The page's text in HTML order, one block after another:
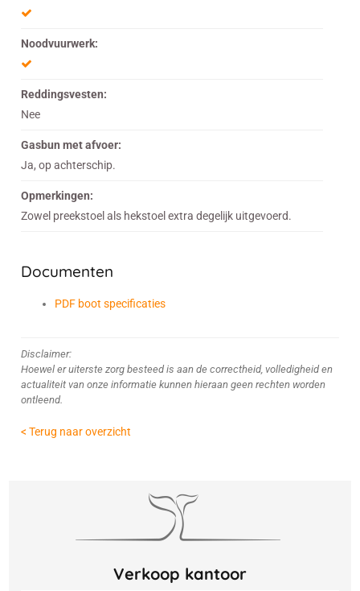
Noodvuurwerk:
Reddingsvesten:
Nee
Gasbun met afvoer:
Ja, op achterschip.
Opmerkingen:
Zowel preekstoel als hekstoel extra degelijk uitgevoerd.
Documenten
PDF boot specificaties
Disclaimer:
Hoewel er uiterste zorg besteed is aan de correctheid, volledigheid en
actualiteit van onze informatie kunnen hieraan geen rechten worden
ontleend.
< Terug naar overzicht
Verkoop kantoor